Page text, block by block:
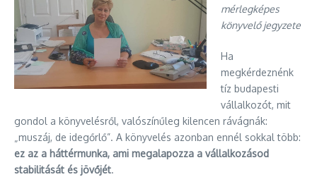
mérlegképes
könyvelő jegyzete
Ha
megkérdeznénk
tíz budapesti
vállalkozót, mit
gondol a könyvelésről, valószínűleg kilencen rávágnák:
„muszáj, de idegőrlő”. A könyvelés azonban ennél sokkal több:
ez az a háttérmunka, ami megalapozza a vállalkozásod
stabilitását és jövőjét.